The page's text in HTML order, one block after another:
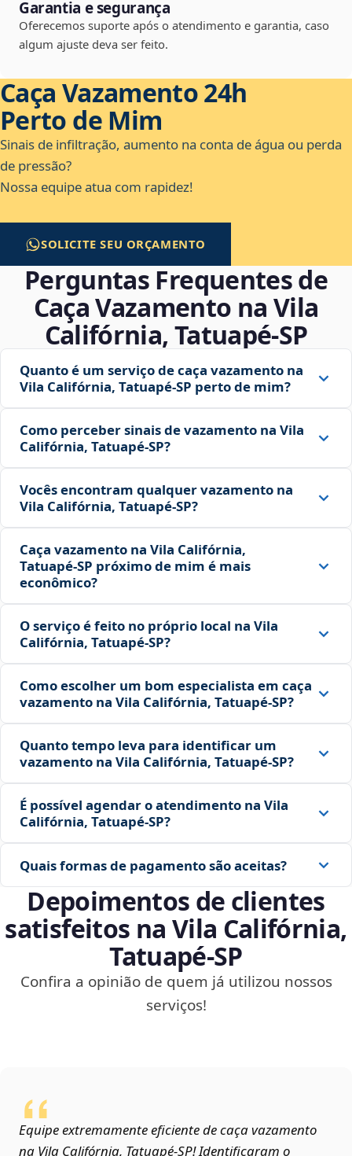
Garantia e segurança
Oferecemos suporte após o atendimento e garantia, caso
algum ajuste deva ser feito.
Caça Vazamento 24h
Perto de Mim
Sinais de infiltração, aumento na conta de água ou perda
de pressão?
Nossa equipe atua com rapidez!
SOLICITE SEU ORÇAMENTO
Perguntas Frequentes de
Caça Vazamento na Vila
Califórnia, Tatuapé‑SP
Quanto é um serviço de caça vazamento na
Vila Califórnia, Tatuapé‑SP perto de mim?
Como perceber sinais de vazamento na Vila
Califórnia, Tatuapé‑SP?
Vocês encontram qualquer vazamento na
Vila Califórnia, Tatuapé‑SP?
Caça vazamento na Vila Califórnia,
Tatuapé‑SP próximo de mim é mais
econômico?
O serviço é feito no próprio local na Vila
Califórnia, Tatuapé‑SP?
Como escolher um bom especialista em caça
vazamento na Vila Califórnia, Tatuapé‑SP?
Quanto tempo leva para identificar um
vazamento na Vila Califórnia, Tatuapé‑SP?
É possível agendar o atendimento na Vila
Califórnia, Tatuapé‑SP?
Quais formas de pagamento são aceitas?
Depoimentos de clientes
satisfeitos na Vila Califórnia,
Tatuapé‑SP
Confira a opinião de quem já utilizou nossos
serviços!
Equipe extremamente eficiente de caça vazamento
na Vila Califórnia, Tatuapé‑SP! Identificaram o